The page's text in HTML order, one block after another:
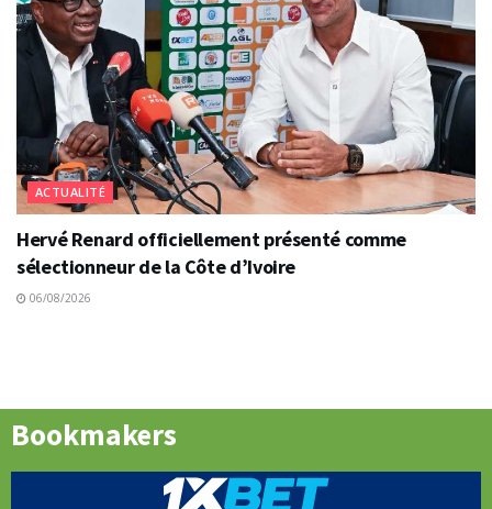
ACTUALITÉ
Hervé Renard officiellement présenté comme
sélectionneur de la Côte d’Ivoire
06/08/2026
Bookmakers